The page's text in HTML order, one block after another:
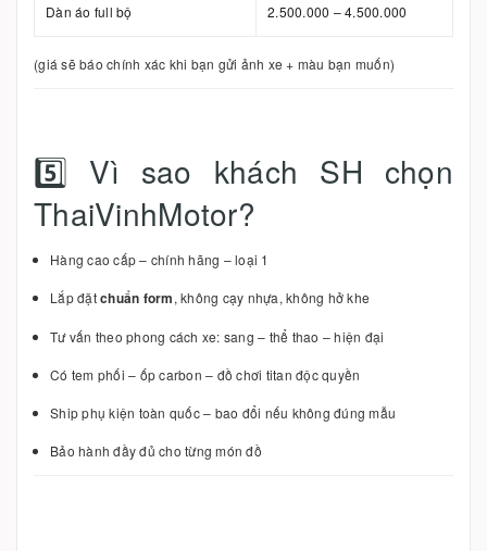
Dàn áo full bộ 2.500.000 – 4.500.000
(giá sẽ báo chính xác khi bạn gửi ảnh xe + màu bạn muốn)
5️⃣ Vì sao khách SH chọn
ThaiVinhMotor?
Hàng cao cấp – chính hãng – loại 1
Lắp đặtchuẩn form, không cạy nhựa, không hở khe
Tư vấn theo phong cách xe: sang – thể thao – hiện đại
Có tem phối – ốp carbon – đồ chơi titan độc quyền
Ship phụ kiện toàn quốc – bao đổi nếu không đúng mẫu
Bảo hành đầy đủ cho từng món đồ